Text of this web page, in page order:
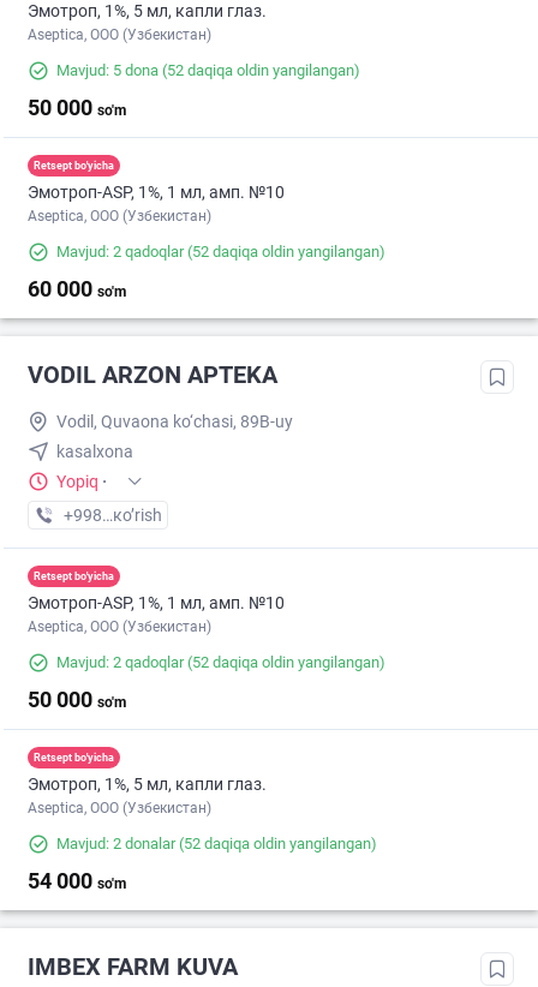
Эмотроп, 1%, 5 мл, капли глаз.
Aseptica, ООО (Узбекистан)
Mavjud: 5 dona (52 daqiqa oldin yangilangan)
50 000 so'm
Retsept bo'yicha
Эмотроп-ASР, 1%, 1 мл, амп. №10
Aseptica, ООО (Узбекистан)
Mavjud: 2 qadoqlar(52 daqiqa oldin yangilangan)
60 000 so'm
VODIL ARZON APTEKA
Vodil, Quvaona ko‘chasi, 89B-uy
kasalxona
Yopiq ·
+998 (99) XXX-XX-XX
кo’rish
Retsept bo'yicha
Эмотроп-ASР, 1%, 1 мл, амп. №10
Aseptica, ООО (Узбекистан)
Mavjud: 2 qadoqlar(52 daqiqa oldin yangilangan)
50 000 so'm
Retsept bo'yicha
Эмотроп, 1%, 5 мл, капли глаз.
Aseptica, ООО (Узбекистан)
Mavjud: 2 donalar(52 daqiqa oldin yangilangan)
54 000 so'm
IMBEX FARM KUVA